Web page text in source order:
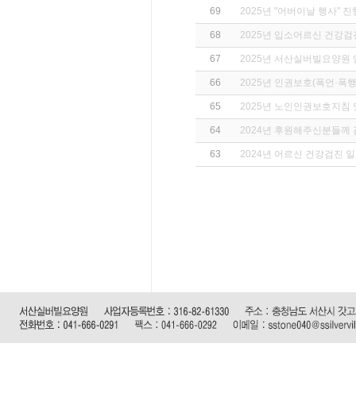
69 2025년 "어버이날 행사" 진
68 2025년 입소어르신 건강검
67 2025년 서산실버빌요양
66 2025년 인권보호(폭언·폭
65 2025년 노인인권보호지
64 2024년 후원해주신분들께
63 2024년 어르신 건강검진